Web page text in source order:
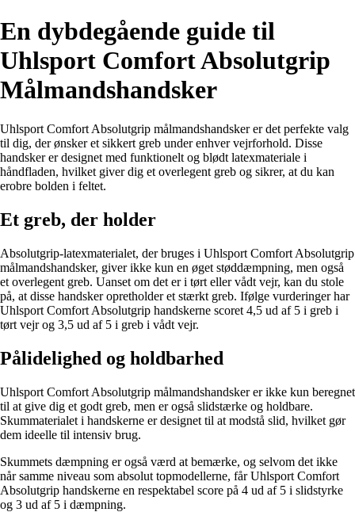
En dybdegående guide til
Uhlsport Comfort Absolutgrip
Målmandshandsker
Uhlsport Comfort Absolutgrip målmandshandsker er det perfekte valg
til dig, der ønsker et sikkert greb under enhver vejrforhold. Disse
handsker er designet med funktionelt og blødt latexmateriale i
håndfladen, hvilket giver dig et overlegent greb og sikrer, at du kan
erobre bolden i feltet.
Et greb, der holder
Absolutgrip-latexmaterialet, der bruges i Uhlsport Comfort Absolutgrip
målmandshandsker, giver ikke kun en øget støddæmpning, men også
et overlegent greb. Uanset om det er i tørt eller vådt vejr, kan du stole
på, at disse handsker opretholder et stærkt greb. Ifølge vurderinger har
Uhlsport Comfort Absolutgrip handskerne scoret 4,5 ud af 5 i greb i
tørt vejr og 3,5 ud af 5 i greb i vådt vejr.
Pålidelighed og holdbarhed
Uhlsport Comfort Absolutgrip målmandshandsker er ikke kun beregnet
til at give dig et godt greb, men er også slidstærke og holdbare.
Skummaterialet i handskerne er designet til at modstå slid, hvilket gør
dem ideelle til intensiv brug.
Skummets dæmpning er også værd at bemærke, og selvom det ikke
når samme niveau som absolut topmodellerne, får Uhlsport Comfort
Absolutgrip handskerne en respektabel score på 4 ud af 5 i slidstyrke
og 3 ud af 5 i dæmpning.